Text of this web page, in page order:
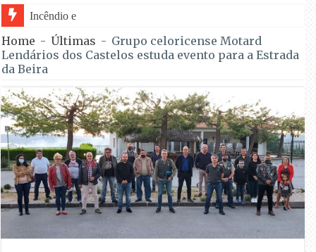
Incêndio em Fornos de Algodres reacende
Home - Últimas - Grupo celoricense Motard
Lendários dos Castelos estuda evento para a Estrada
da Beira